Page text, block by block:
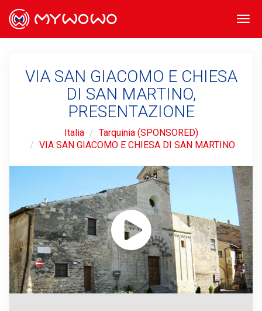
VIA SAN GIACOMO E CHIESA
DI SAN MARTINO,
PRESENTAZIONE
Italia
Tarquinia (SPONSORED)
VIA SAN GIACOMO E CHIESA DI SAN MARTINO